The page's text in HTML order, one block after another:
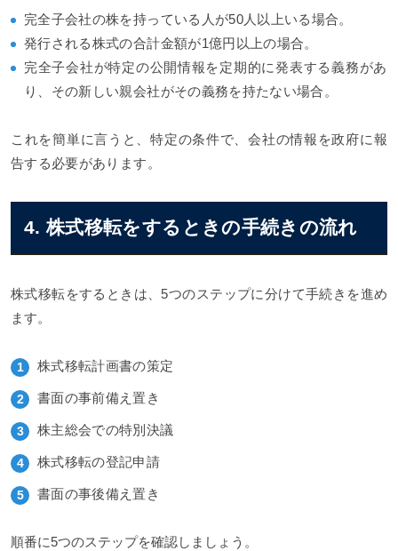
完全子会社の株を持っている人が50人以上いる場合。
発行される株式の合計金額が1億円以上の場合。
完全子会社が特定の公開情報を定期的に発表する義務があ
り、その新しい親会社がその義務を持たない場合。
これを簡単に言うと、特定の条件で、会社の情報を政府に報
告する必要があります。
4. 株式移転をするときの手続きの流れ
株式移転をするときは、5つのステップに分けて手続きを進め
ます。
株式移転計画書の策定
書面の事前備え置き
株主総会での特別決議
株式移転の登記申請
書面の事後備え置き
順番に5つのステップを確認しましょう。